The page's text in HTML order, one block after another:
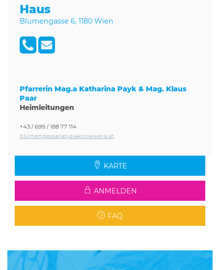
Haus
Blumengasse 6, 1180 Wien
Pfarrerin Mag.a Katharina Payk & Mag. Klaus
Paar
Heimleitungen
+43 / 699 / 188 77 114
blumengasse(at)diakoniewerk.at
KARTE
ANMELDEN
FAQ